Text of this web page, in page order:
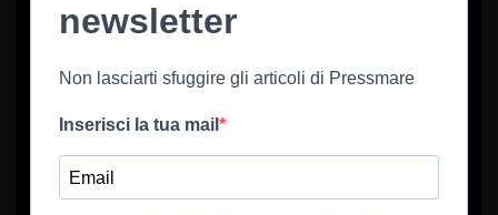
newsletter
Non lasciarti sfuggire gli articoli di Pressmare
Inserisci la tua mail